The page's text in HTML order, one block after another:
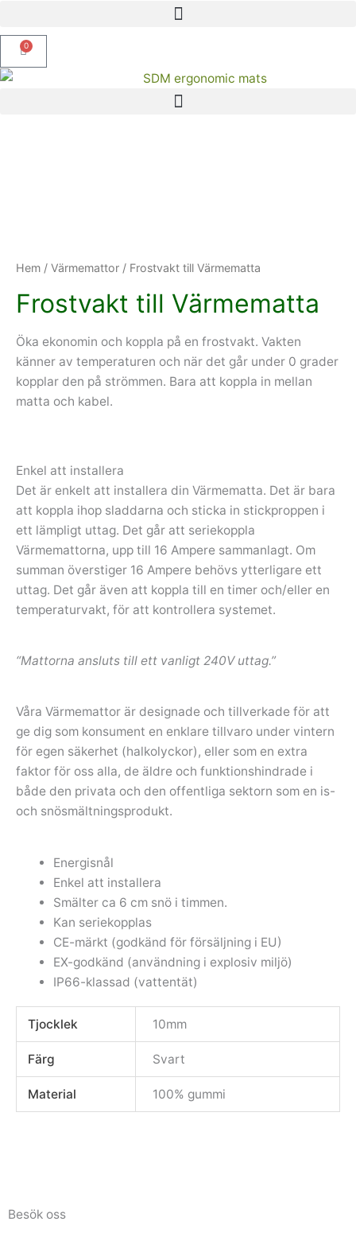
innehåll
0
Varukorg
Hem / Värmemattor / Frostvakt till Värmematta
Frostvakt till Värmematta
Öka ekonomin och koppla på en frostvakt. Vakten
känner av temperaturen och när det går under 0 grader
kopplar den på strömmen. Bara att koppla in mellan
matta och kabel.
Enkel att installera
Det är enkelt att installera din Värmematta. Det är bara
att koppla ihop sladdarna och sticka in stickproppen i
ett lämpligt uttag. Det går att seriekoppla
Värmemattorna, upp till 16 Ampere sammanlagt. Om
summan överstiger 16 Ampere behövs ytterligare ett
uttag. Det går även att koppla till en timer och/eller en
temperaturvakt, för att kontrollera systemet.
“Mattorna ansluts till ett vanligt 240V uttag.”
Våra Värmemattor är designade och tillverkade för att
ge dig som konsument en enklare tillvaro under vintern
för egen säkerhet (halkolyckor), eller som en extra
faktor för oss alla, de äldre och funktionshindrade i
både den privata och den offentliga sektorn som en is-
och snösmältningsprodukt.
Energisnål
Enkel att installera
Smälter ca 6 cm snö i timmen.
Kan seriekopplas
CE-märkt (godkänd för försäljning i EU)
EX-godkänd (användning i explosiv miljö)
IP66-klassad (vattentät)
Tjocklek 10mm
Färg Svart
Material 100% gummi
Besök oss